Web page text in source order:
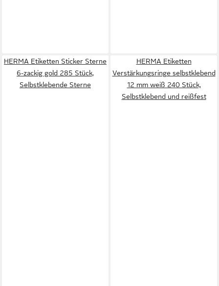
HERMA Etiketten Sticker Sterne
6-zackig gold 285 Stück,
Selbstklebende Sterne
HERMA Etiketten
Verstärkungsringe selbstklebend
12 mm weiß 240 Stück,
Selbstklebend und reißfest